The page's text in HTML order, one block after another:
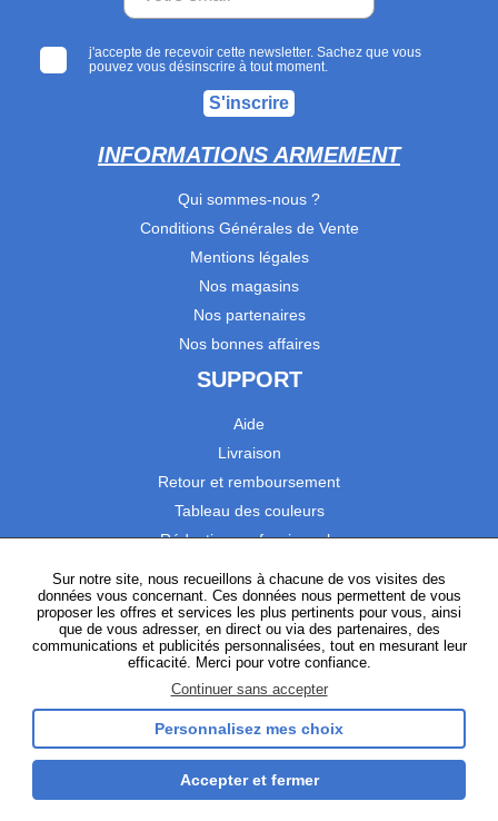
j'accepte de recevoir cette newsletter. Sachez que vous
pouvez vous désinscrire à tout moment.
S'inscrire
INFORMATIONS ARMEMENT
Qui sommes-nous ?
Conditions Générales de Vente
Mentions légales
Nos magasins
Nos partenaires
Nos bonnes affaires
SUPPORT
Aide
Livraison
Retour et remboursement
Tableau des couleurs
Réduction professionnels
Satisfaction Clients
SUIVEZ-NOUS
InstagramTikTokFacebookYouTubeLinkedIn
Sur notre site, nous recueillons à chacune de vos visites des
données vous concernant. Ces données nous permettent de vous
proposer les offres et services les plus pertinents pour vous, ainsi
que de vous adresser, en direct ou via des partenaires, des
communications et publicités personnalisées, tout en mesurant leur
efficacité. Merci pour votre confiance.
Continuer sans accepter
Personnalisez mes choix
Accepter et fermer